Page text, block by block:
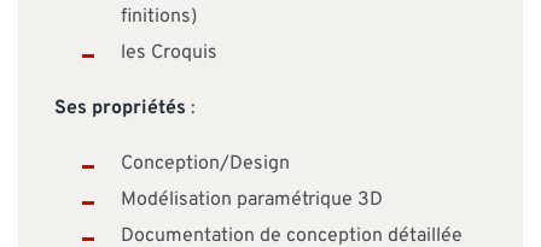
finitions)
les Croquis
Ses propriétés :
Conception/Design
Modélisation paramétrique 3D
Documentation de conception détaillée